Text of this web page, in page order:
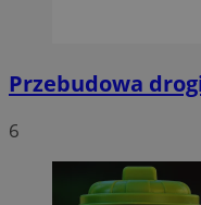
Przebudowa
6